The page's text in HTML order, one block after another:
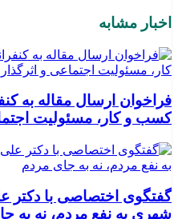
اخبار مشابه
فراخوان ارسال مقاله به
کسب و کار، مسئولیت
گفتگوی اختصاصی با دکتر
شهری به نفع مردم، نه به